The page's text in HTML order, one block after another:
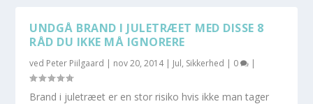
UNDGÅ BRAND I JULETRÆET MED DISSE 8
RÅD DU IKKE MÅ IGNORERE
ved Peter Piilgaard | nov 20, 2014| Jul, Sikkerhed | 0 |
Brand i juletræet er en stor risiko hvis ikke man tager